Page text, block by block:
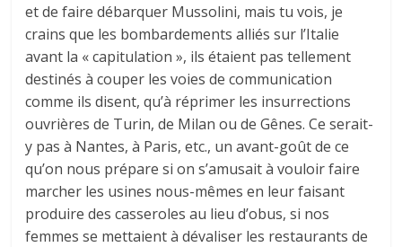
et de faire débarquer Mussolini, mais tu vois, je
crains que les bombardements alliés sur l’Italie
avant la « capitulation », ils étaient pas tellement
destinés à couper les voies de communication
comme ils disent, qu’à réprimer les insurrections
ouvrières de Turin, de Milan ou de Gênes. Ce serait-
y pas à Nantes, à Paris, etc., un avant-goût de ce
qu’on nous prépare si on s’amusait à vouloir faire
marcher les usines nous-mêmes en leur faisant
produire des casseroles au lieu d’obus, si nos
femmes se mettaient à dévaliser les restaurants de